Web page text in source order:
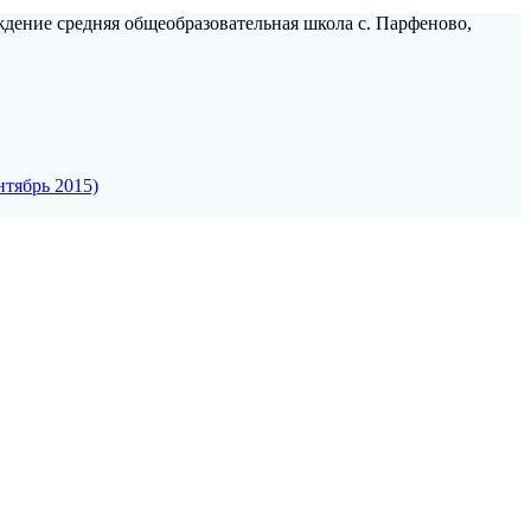
средняя общеобразовательная школа с. Парфеново,
2015)